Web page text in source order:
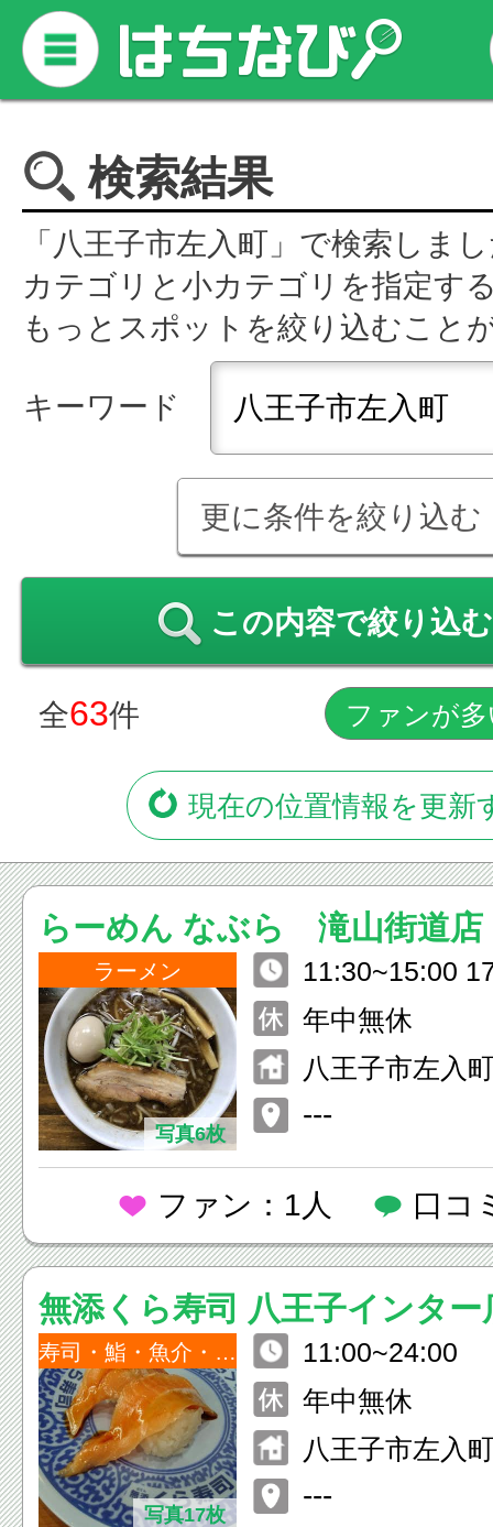
検索結果
「八王子市左入町」で検索しま
カテゴリと小カテゴリを指定す
もっとスポットを絞り込むこと
キーワード
更に条件を絞り込む
この内容で絞り込む
全63件
現在の位置情報を更新
らーめん なぶら 滝山街道店
ラーメン
写真6枚
11:30~15:00
年中無休
八王子市左入
---
ファン：1人 口コ
無添くら寿司 八王子インター
寿司・鮨・魚介・海鮮
写真17枚
11:00~24:00
年中無休
八王子市左入
---